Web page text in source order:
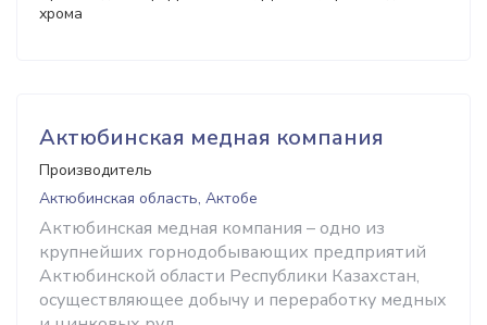
хрома
Актюбинская медная компания
Производитель
Актюбинская область, Актобе
Актюбинская медная компания – одно из
крупнейших горнодобывающих предприятий
Актюбинской области Республики Казахстан,
осуществляющее добычу и переработку медных